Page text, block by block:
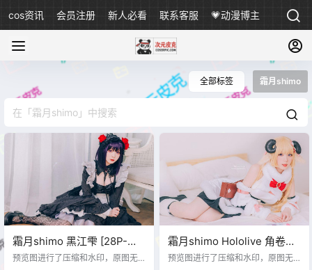
cos资讯 会员注册 新人必看 联系客服 💗动漫博主
全部标签 霜月shimo
霜月shimo 黑江雫 [28P-
703MB]
预览图进行了压缩和水印，原图无
霜月shimo Hololive 角卷綿
芽 [13P-178MB]
预览图进行了压缩和水印，原图无